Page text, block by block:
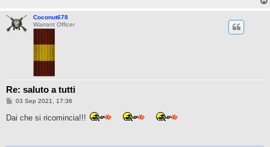
Coconut678
Warrant Officer
Re: saluto a tutti
P
t
03 Sep 2021, 17:36
Dai che si ricomincia!!!